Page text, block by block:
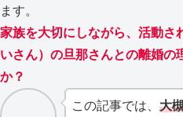
ます。
家族を大切にしながら、活動さ
いさん）の旦那さんとの離婚の
か？
この記事では、 大